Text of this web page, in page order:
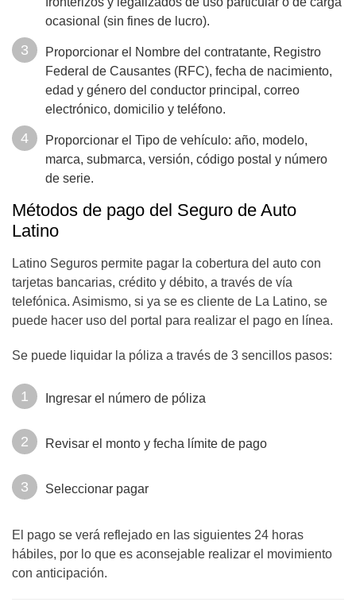
ocasional (sin fines de lucro).
Proporcionar el Nombre del contratante, Registro
Federal de Causantes (RFC), fecha de nacimiento,
edad y género del conductor principal, correo
electrónico, domicilio y teléfono.
Proporcionar el Tipo de vehículo: año, modelo,
marca, submarca, versión, código postal y número
de serie.
Métodos de pago del Seguro de Auto
Latino
Latino Seguros permite pagar la cobertura del auto con
tarjetas bancarias, crédito y débito, a través de vía
telefónica. Asimismo, si ya se es cliente de La Latino, se
puede hacer uso del portal para realizar el pago en línea.
Se puede liquidar la póliza a través de 3 sencillos pasos:
Ingresar el número de póliza
Revisar el monto y fecha límite de pago
Seleccionar pagar
El pago se verá reflejado en las siguientes 24 horas
hábiles, por lo que es aconsejable realizar el movimiento
con anticipación.